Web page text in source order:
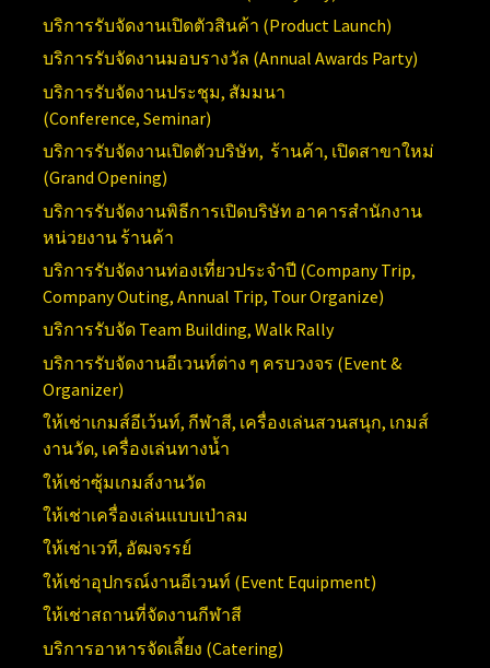
บริการรับจัดงานเปิดตัวสินค้า (Product Launch)
บริการรับจัดงานมอบรางวัล (AnnualAwards Party)
บริการรับจัดงานประชุม, สัมมนา
(Conference,Seminar)
บริการรับจัดงานเปิดตัวบริษัท, ร้านค้า, เปิดสาขาใหม่
(Grand Opening)
บริการรับจัดงานพิธีการเปิดบริษัท อาคารสำนักงาน
หน่วยงาน ร้านค้า
บริการรับจัดงานท่องเที่ยวประจำปี (Company Trip,
Company Outing, Annual Trip, Tour Organize)
บริการรับจัด Team Building, Walk Rally
บริการรับจัดงานอีเวนท์ต่าง ๆ ครบวงจร (Event &
Organizer)
ให้เช่าเกมส์อีเว้นท์, กีฬาสี, เครื่องเล่นสวนสนุก, เกมส์
งานวัด, เครื่องเล่นทางน้ำ
ให้เช่าซุ้มเกมส์งานวัด
ให้เช่าเครื่องเล่นแบบเป่าลม
ให้เช่าเวที, อัฒจรรย์
ให้เช่าอุปกรณ์งานอีเวนท์ (Event Equipment)
ให้เช่าสถานที่จัดงานกีฬาสี
บริการอาหารจัดเลี้ยง (Catering)